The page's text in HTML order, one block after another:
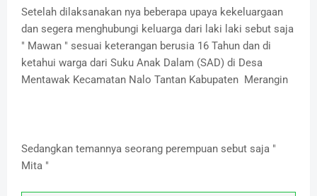
Setelah dilaksanakan nya beberapa upaya kekeluargaan
dan segera menghubungi keluarga dari laki laki sebut saja
" Mawan " sesuai keterangan berusia 16 Tahun dan di
ketahui warga dari Suku Anak Dalam (SAD) di Desa
Mentawak Kecamatan Nalo Tantan Kabupaten Merangin
Sedangkan temannya seorang perempuan sebut saja "
Mita "